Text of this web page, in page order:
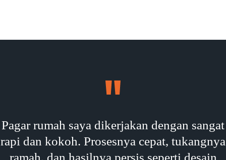
Pagar rumah saya dikerjakan dengan sangat
rapi dan kokoh. Prosesnya cepat, tukangnya